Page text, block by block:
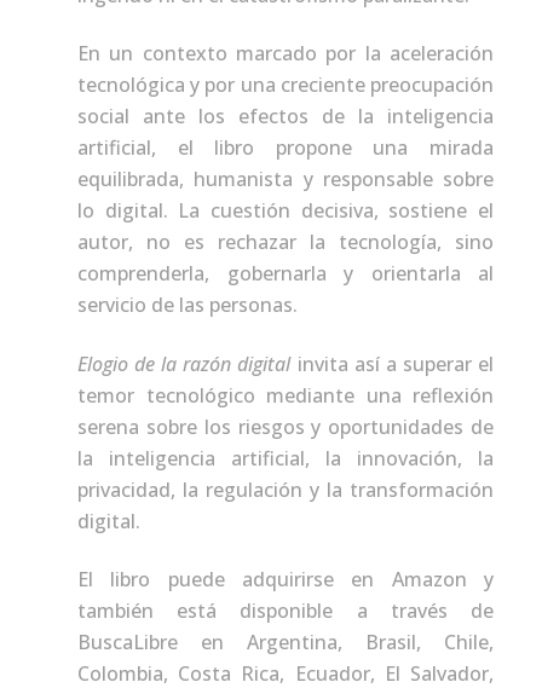
En un contexto marcado por la aceleración
tecnológica y por una creciente preocupación
social ante los efectos de la inteligencia
artificial, el libro propone una mirada
equilibrada, humanista y responsable sobre
lo digital. La cuestión decisiva, sostiene el
autor, no es rechazar la tecnología, sino
comprenderla, gobernarla y orientarla al
servicio de las personas.
Elogio de la razón digitalinvita así a superar el
temor tecnológico mediante una reflexión
serena sobre los riesgos y oportunidades de
la inteligencia artificial, la innovación, la
privacidad, la regulación y la transformación
digital.
El libro puede adquirirse en Amazon y
también está disponible a través de
BuscaLibre en Argentina, Brasil, Chile,
Colombia, Costa Rica, Ecuador, El Salvador,